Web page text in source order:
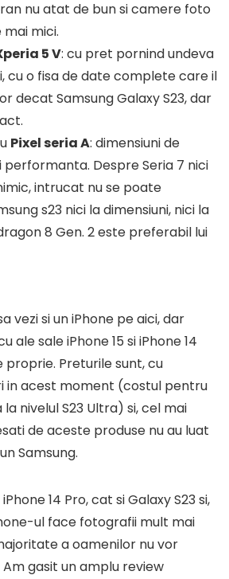
nu atat de bun si camere foto
mici.
5 V: cu pret pornind undeva
cu o fisa de date complete care il
decat Samsung Galaxy S23, dar
Pixel seria A: dimensiuni de
performanta. Despre Seria 7 nici
intrucat nu se poate
s23 nici la dimensiuni, nici la
8 Gen. 2 este preferabil lui
vezi si un iPhone pe aici, dar
ale sale iPhone 15 si iPhone 14
Preturile sunt, cu
in acest moment (costul pentru
nivelul S23 Ultra) si, cel mai
de aceste produse nu au luat
Samsung.
14 Pro, cat si Galaxy S23 si,
ul face fotografii mult mai
a oamenilor nu vor
gasit un amplu review